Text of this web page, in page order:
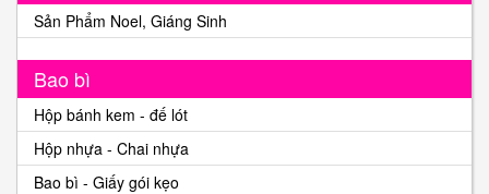
Sản Phẩm Noel, Giáng Sinh
Bao bì
Hộp bánh kem - đế lót
Hộp nhựa - Chai nhựa
Bao bì - Giấy gói kẹo